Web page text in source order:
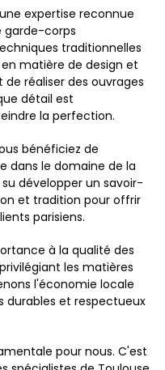
expertise reconnue
garde-corps
traditionnelles
matière de design et
réaliser des ouvrages
détail est
la perfection.
bénéficiez de
dans le domaine de la
développer un savoir-
et tradition pour offrir
parisiens.
à la qualité des
les matières
l'économie locale
durables et respectueux
pour nous. C'est